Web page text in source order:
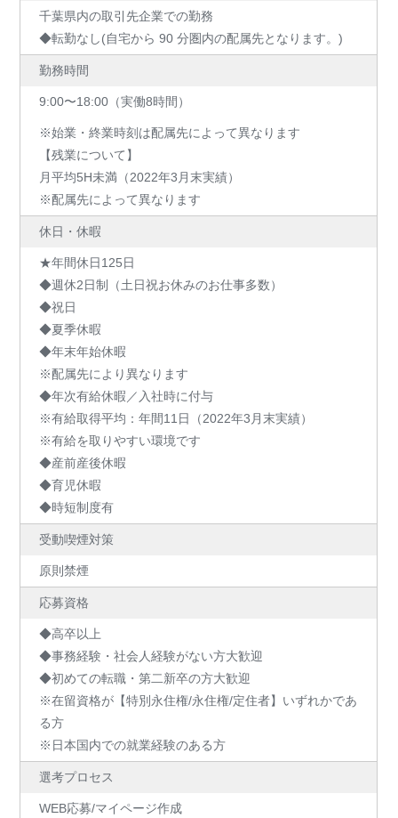
千葉県内の取引先企業での勤務
◆転勤なし(自宅から 90 分圏内の配属先となります。)
勤務時間
9:00〜18:00（実働8時間）
※始業・終業時刻は配属先によって異なります
【残業について】
月平均5H未満（2022年3月末実績）
※配属先によって異なります
休日・休暇
★年間休日125日
◆週休2日制（土日祝お休みのお仕事多数）
◆祝日
◆夏季休暇
◆年末年始休暇
※配属先により異なります
◆年次有給休暇／入社時に付与
※有給取得平均：年間11日（2022年3月末実績）
※有給を取りやすい環境です
◆産前産後休暇
◆育児休暇
◆時短制度有
受動喫煙対策
原則禁煙
応募資格
◆高卒以上
◆事務経験・社会人経験がない方大歓迎
◆初めての転職・第二新卒の方大歓迎
※在留資格が【特別永住権/永住権/定住者】いずれかであ
る方
※日本国内での就業経験のある方
選考プロセス
WEB応募/マイページ作成